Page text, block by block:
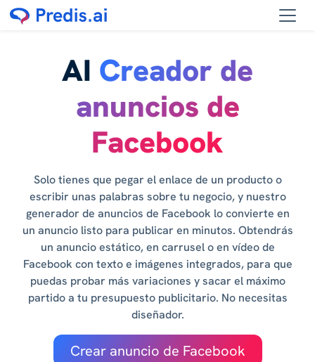
AI Creador de
anuncios de
Facebook
Solo tienes que pegar el enlace de un producto o
escribir unas palabras sobre tu negocio, y nuestro
generador de anuncios de Facebook lo convierte en
un anuncio listo para publicar en minutos. Obtendrás
un anuncio estático, en carrusel o en vídeo de
Facebook con texto e imágenes integrados, para que
puedas probar más variaciones y sacar el máximo
partido a tu presupuesto publicitario. No necesitas
diseñador.
Crear anuncio de Facebook